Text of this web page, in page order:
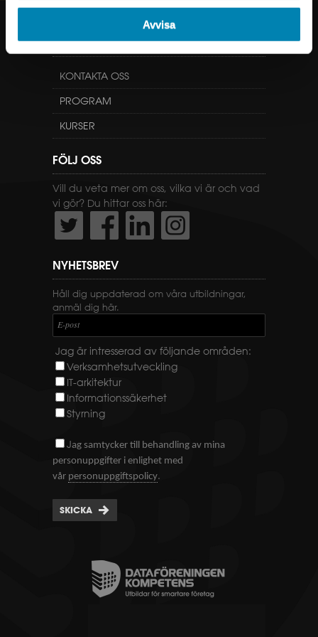
Avvisa
GENVÄGAR
KONTAKTA OSS
PROGRAM
KURSER
FÖLJ OSS
Vill du veta mer om oss, vilka vi är och vad
vi gör? Du hittar oss här:
NYHETSBREV
Håll dig uppdaterad om våra utbildningar,
anmäl dig här.
E-post
Jag är intresserad av följande områden:
Verksamhetsutveckling
IT-arkitektur
Informationssäkerhet
Styrning
Jag samtycker till behandling av mina
personuppgifter i enlighet med
vår personuppgiftspolicy.
SKICKA